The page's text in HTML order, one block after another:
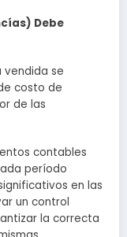
Debe
vendida se
costo de
de las
contables
período
en las
un control
la correcta